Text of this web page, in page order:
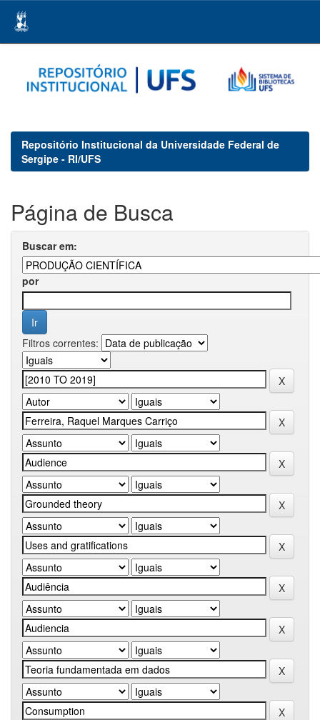
navigation
Repositório Institucional da Universidade Federal de
Sergipe - RI/UFS
Página de Busca
Buscar em:
por
Filtros correntes: